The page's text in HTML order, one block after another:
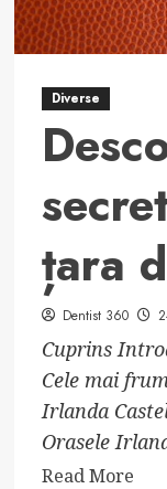
Diverse
țara
Dentist 360
Cuprins
Cele mai
Irlanda
Orasele
Read MoreRead